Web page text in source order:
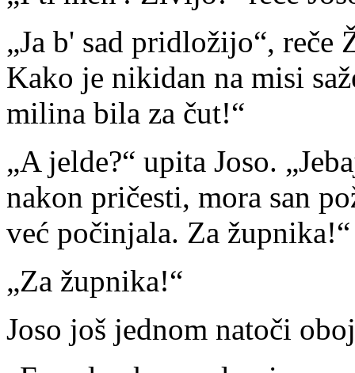
„Ja b' sad pridložijo“, reče
Kako je nikidan na misi
milina bila za čut!“
„A jelde?“ upita Joso.
nakon pričesti, mora san
već počinjala. Za župnika!“
„Za župnika!“
Joso još jednom natoči